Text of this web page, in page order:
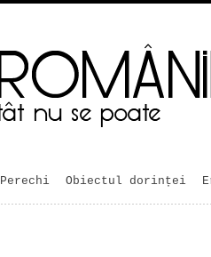
Perechi Obiectul dorinței